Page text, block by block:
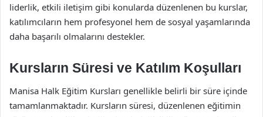
liderlik, etkili iletişim gibi konularda düzenlenen bu kurslar,
katılımcıların hem profesyonel hem de sosyal yaşamlarında
daha başarılı olmalarını destekler.
Kursların Süresi ve Katılım Koşulları
Manisa Halk Eğitim Kursları genellikle belirli bir süre içinde
tamamlanmaktadır. Kursların süresi, düzenlenen eğitimin